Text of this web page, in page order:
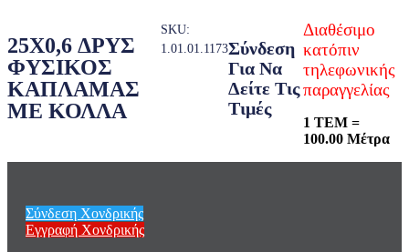
25X0,6 ΔΡΥΣ
ΦΥΣΙΚΟΣ
ΚΑΠΛΑΜΑΣ
ΜΕ ΚΟΛΛΑ
SKU:
1.01.01.1173Σύνδεση
Για Να
Δείτε Τις
Τιμές
Διαθέσιμο
κατόπιν
τηλεφωνικής
παραγγελίας
1 ΤΕΜ =
100.00 Μέτρα
Σύνδεση Χονδρικής
Εγγραφή Χονδρικής